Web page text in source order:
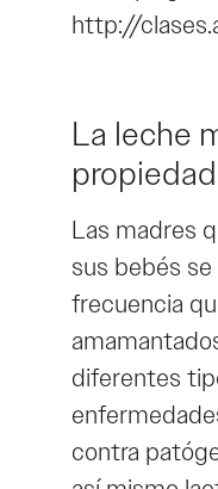
http://
La leche
Las madres
sus bebés
frecuencia
diferentes
contra